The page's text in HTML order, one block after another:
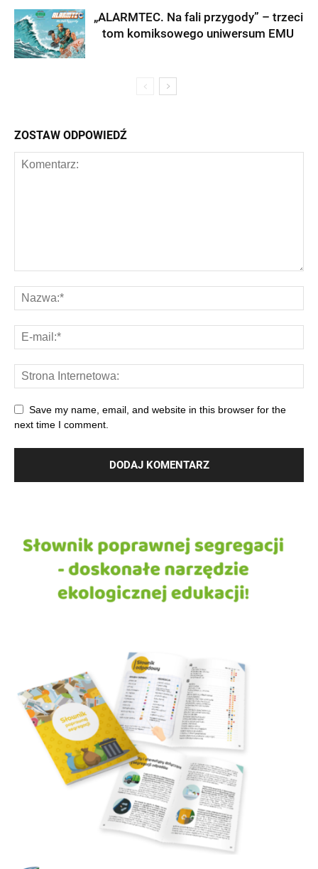
„ALARMTEC. Na fali przygody” – trzeci
tom komiksowego uniwersum EMU
ZOSTAW ODPOWIEDŹ
Save my name, email, and website in this browser for the
next time I comment.